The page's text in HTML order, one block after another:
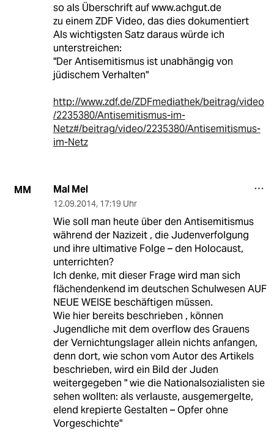
so als Überschrift auf www.achgut.de
zu einem ZDF Video, das dies dokumentiert
Als wichtigsten Satz daraus würde ich
unterstreichen:
"Der Antisemitismus ist unabhängig von
jüdischem Verhalten"
http://www.zdf.de/ZDFmediathek/beitrag/video
/2235380/Antisemitismus-im-
Netz#/beitrag/video/2235380/Antisemitismus-
im-Netz
MM Mal Mel
12.09.2014, 17:19 Uhr
Wie soll man heute über den Antisemitismus
während der Nazizeit , die Judenverfolgung
und ihre ultimative Folge – den Holocaust,
unterrichten?
Ich denke, mit dieser Frage wird man sich
flächendenkend im deutschen Schulwesen AUF
NEUE WEISE beschäftigen müssen.
Wie hier bereits beschrieben , können
Jugendliche mit dem overflow des Grauens
der Vernichtungslager allein nichts anfangen,
denn dort, wie schon vom Autor des Artikels
beschrieben, wird ein Bild der Juden
weitergegeben " wie die Nationalsozialisten sie
sehen wollten: als verlauste, ausgemergelte,
elend krepierte Gestalten – Opfer ohne
Vorgeschichte"